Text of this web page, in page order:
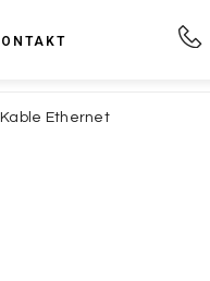
Kable Ethernet